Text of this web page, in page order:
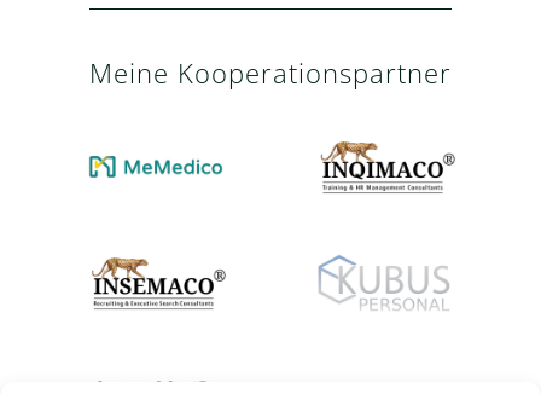
Meine Kooperationspartner